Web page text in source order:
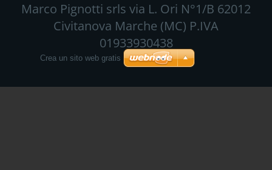
Marco Pignotti srls via L. Ori N°1/B 62012
Civitanova Marche (MC) P.IVA
01933930438
Crea un sito web gratis